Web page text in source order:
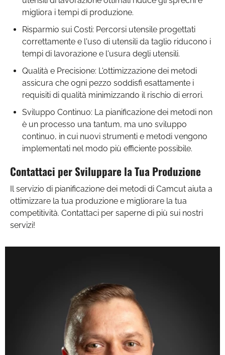
migliora i tempi di produzione.
Risparmio sui Costi: Percorsi utensile progettati
correttamente e l'uso di utensili da taglio riducono i
tempi di lavorazione e l'usura degli utensili.
Qualità e Precisione: L'ottimizzazione dei metodi
assicura che ogni pezzo soddisfi esattamente i
requisiti di qualità minimizzando il rischio di errori.
Sviluppo Continuo: La pianificazione dei metodi non
è un processo una tantum, ma uno sviluppo
continuo, in cui nuovi strumenti e metodi vengono
implementati nel modo più efficiente possibile.
Contattaci per Sviluppare la Tua Produzione
Il servizio di pianificazione dei metodi di Camcut aiuta a
ottimizzare la tua produzione e migliorare la tua
competitività. Contattaci per saperne di più sui nostri
servizi!